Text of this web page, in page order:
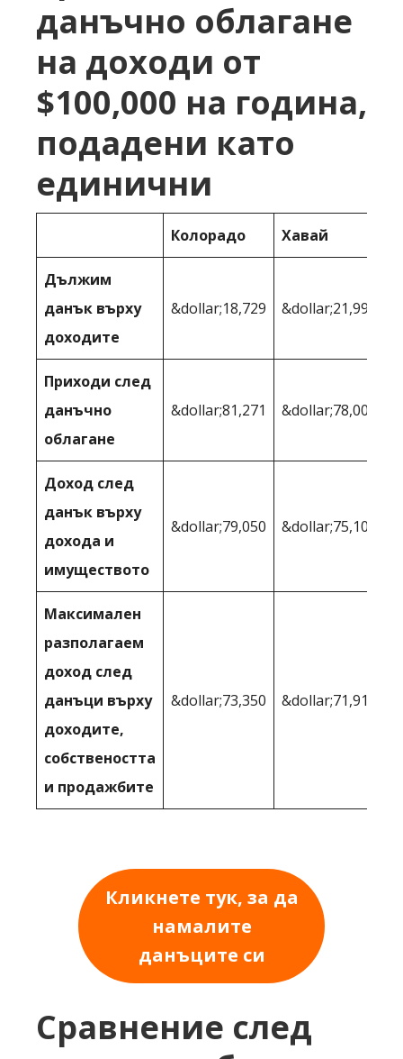
данъчно облагане
на доходи от
$100,000 на година,
подадени като
единични
Колорадо Хавай
Дължим
данък върху
доходите
&dollar;18,729 &dollar;21,996
Приходи след
данъчно
облагане
&dollar;81,271 &dollar;78,004
Доход след
данък върху
дохода и
имуществото
&dollar;79,050 &dollar;75,104
Максимален
разполагаем
доход след
данъци върху
доходите,
собствеността
и продажбите
&dollar;73,350 &dollar;71,911
Кликнете тук, за да
намалите
данъците си
Сравнение след